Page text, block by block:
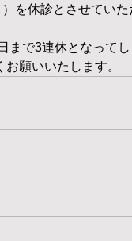
を休診とさせていた
まで3連休となって
願いいたします。